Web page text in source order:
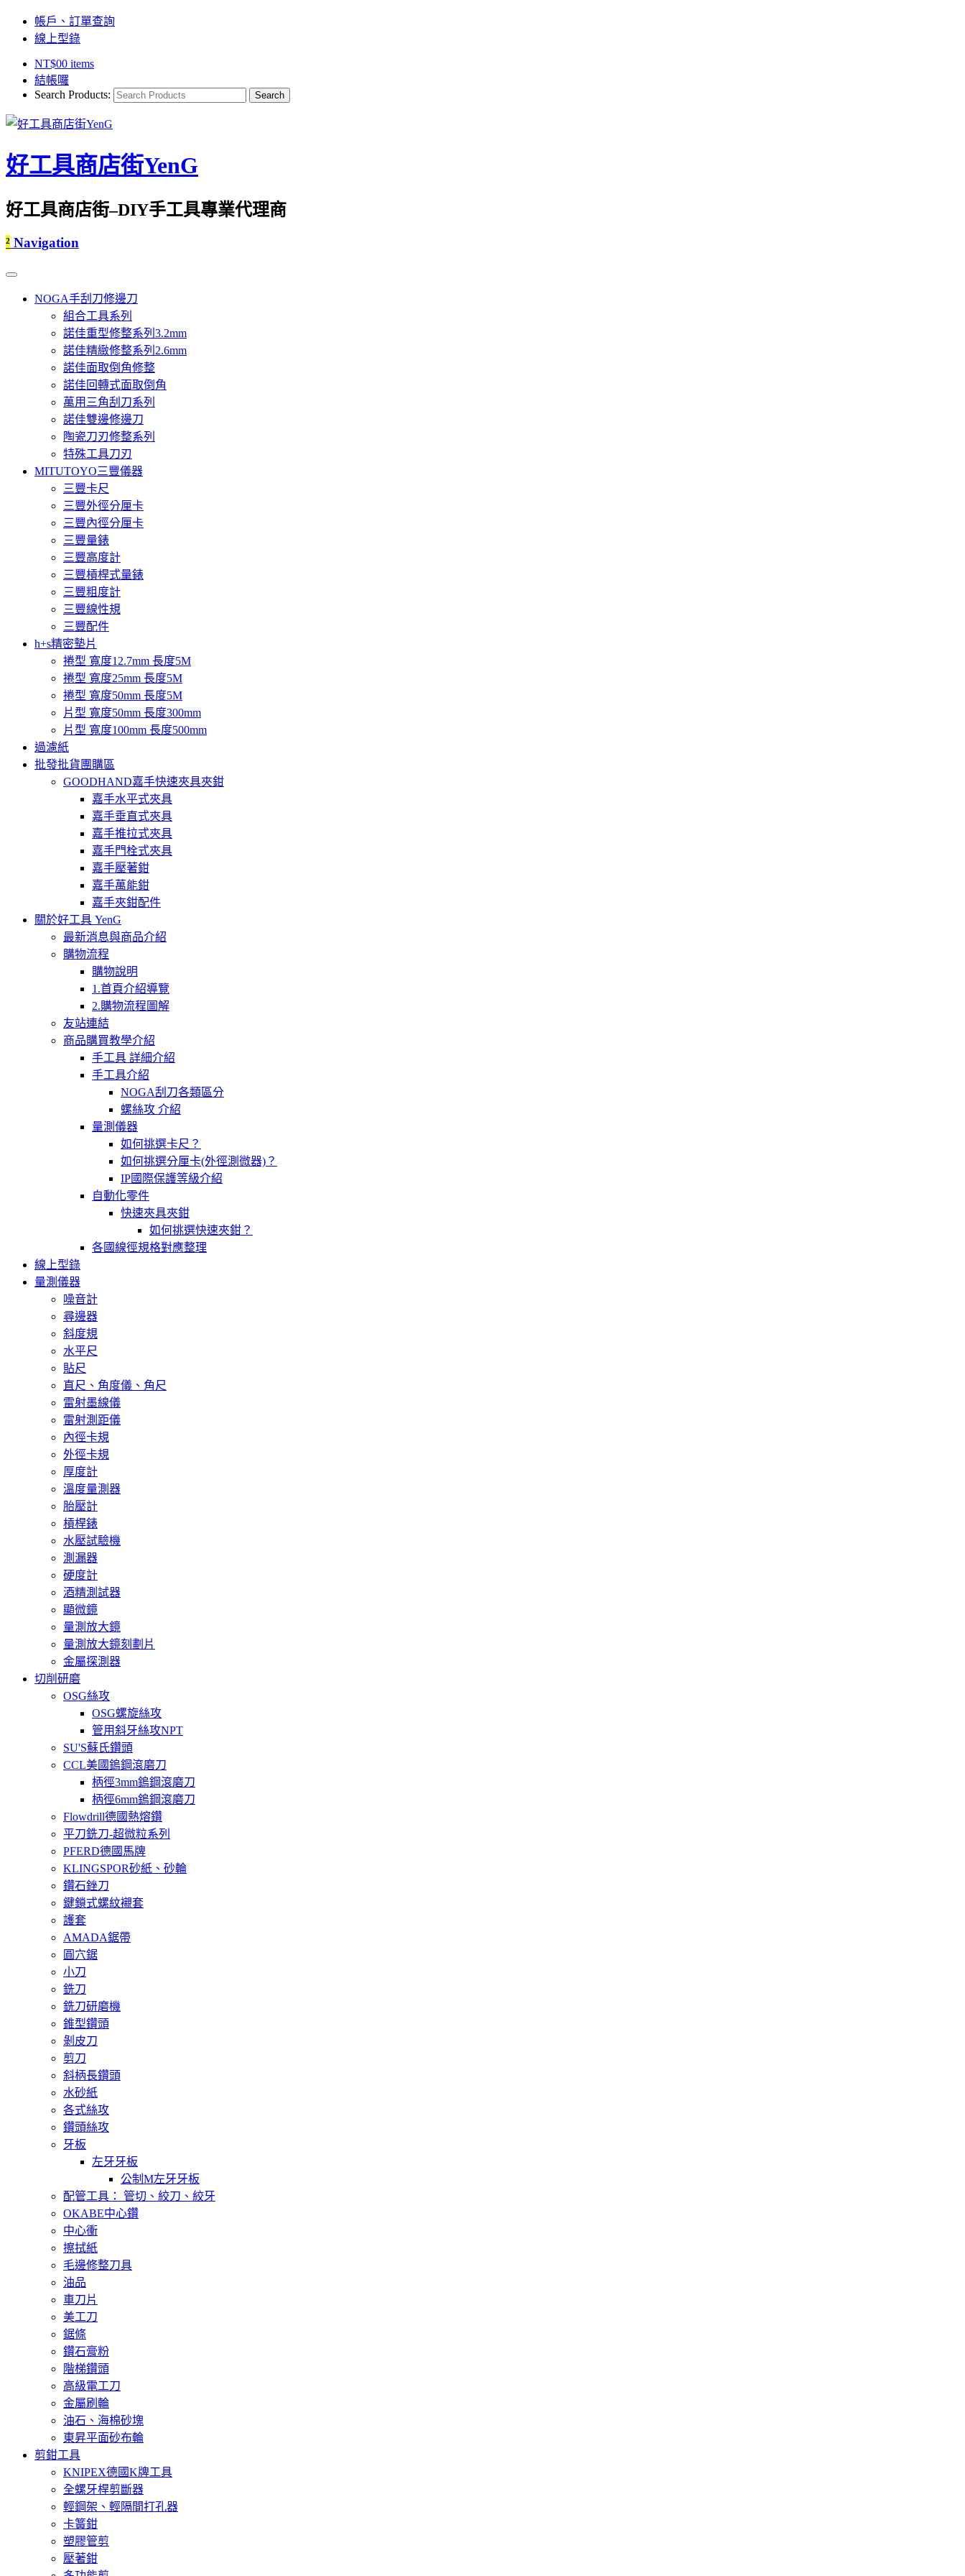
帳戶、訂單查詢
線上型錄
NT$00 items
結帳囉
Search Products:
好工具商店街YenG
好工具商店街–DIY手工具專業代理商
² Navigation
NOGA手刮刀修邊刀
組合工具系列
諾佳重型修整系列3.2mm
諾佳精緻修整系列2.6mm
諾佳面取倒角修整
諾佳回轉式面取倒角
萬用三角刮刀系列
諾佳雙邊修邊刀
陶瓷刀刃修整系列
特殊工具刀刃
MITUTOYO三豐儀器
三豐卡尺
三豐外徑分厘卡
三豐內徑分厘卡
三豐量錶
三豐高度計
三豐槓桿式量錶
三豐粗度計
三豐線性規
三豐配件
h+s精密墊片
捲型 寬度12.7mm 長度5M
捲型 寬度25mm 長度5M
捲型 寬度50mm 長度5M
片型 寬度50mm 長度300mm
片型 寬度100mm 長度500mm
過濾紙
批發批貨團購區
GOODHAND嘉手快速夾具夾鉗
嘉手水平式夾具
嘉手垂直式夾具
嘉手推拉式夾具
嘉手門栓式夾具
嘉手壓著鉗
嘉手萬能鉗
嘉手夾鉗配件
關於好工具 YenG
最新消息與商品介紹
購物流程
購物說明
1.首頁介紹導覽
2.購物流程圖解
友站連結
商品購買教學介紹
手工具 詳細介紹
手工具介紹
NOGA刮刀各類區分
螺絲攻 介紹
量測儀器
如何挑選卡尺？
如何挑選分厘卡(外徑測微器)？
IP國際保護等級介紹
自動化零件
快速夾具夾鉗
如何挑選快速夾鉗？
各國線徑規格對應整理
線上型錄
量測儀器
噪音計
尋邊器
斜度規
水平尺
貼尺
直尺、角度儀、角尺
雷射墨線儀
雷射測距儀
內徑卡規
外徑卡規
厚度計
溫度量測器
胎壓計
槓桿錶
水壓試驗機
測漏器
硬度計
酒精測試器
顯微鏡
量測放大鏡
量測放大鏡刻劃片
金屬探測器
切削研磨
OSG絲攻
OSG螺旋絲攻
管用斜牙絲攻NPT
SU'S蘇氏鑽頭
CCL美國鎢鋼滾磨刀
柄徑3mm鎢鋼滾磨刀
柄徑6mm鎢鋼滾磨刀
Flowdrill德國熱熔鑽
平刀銑刀-超微粒系列
PFERD德國馬牌
KLINGSPOR砂紙、砂輪
鑽石銼刀
鍵鎖式螺紋襯套
護套
AMADA鋸帶
圓穴鋸
小刀
銑刀
銑刀研磨機
錐型鑽頭
剝皮刀
剪刀
斜柄長鑽頭
水砂紙
各式絲攻
鑽頭絲攻
牙板
左牙牙板
公制M左牙牙板
配管工具： 管切、絞刀、絞牙
OKABE中心鑽
中心衝
擦拭紙
毛邊修整刀具
油品
車刀片
美工刀
鋸條
鑽石膏粉
階梯鑽頭
高級電工刀
金屬刷輪
油石、海棉砂塊
東昇平面砂布輪
剪鉗工具
KNIPEX德國K牌工具
全螺牙桿剪斷器
輕鋼架、輕隔間打孔器
卡簧鉗
塑膠管剪
壓著鉗